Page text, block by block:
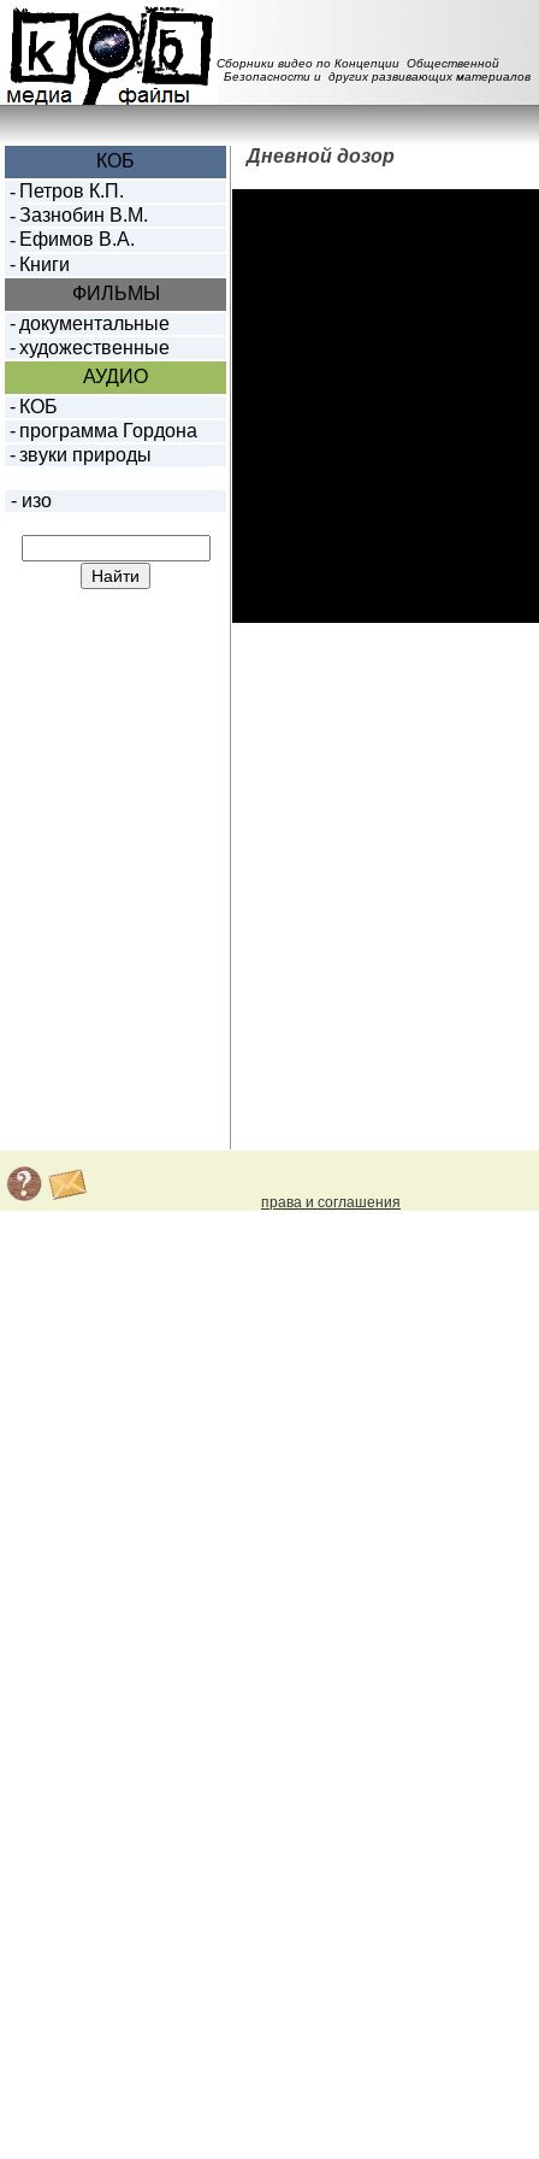
Сборники видео по Концепции Общественной
Безопасности и других развивающих материалов
КОБ
- Петров К.П.
- Зазнобин В.М.
- Ефимов В.А.
- Книги
ФИЛЬМЫ
- документальные
- художественные
АУДИО
- КОБ
- программа Гордона
- звуки природы
- изо
Дневной дозор
права и соглашения